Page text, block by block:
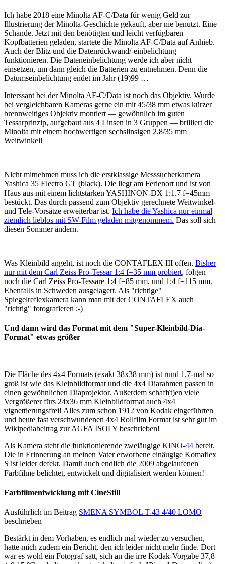
Ich habe 2018 eine Minolta AF-C/Data für wenig Geld zur
Illustrierung der Minolta-Geschichte gekauft, aber nie benutzt. Eine
Schande. Jetzt mit den benötigten und leicht verfügbaren
Kopfbatterien geladen, startete die Minolta AF-C/Data auf Anhieb.
Auch der Blitz und die Datenrückwand/-einbelichtung
funktionieren. Die Dateneinbelichtung werde ich aber nicht
einsetzen, um dann gleich die Batterien zu entnehmen. Denn die
Datumseinbelichtung endet im Jahr (19)99 …
Interssant bei der Minolta AF-C/Data ist noch das Objektiv. Wurde
bei vergleichbaren Kameras gerne ein mit 45/38 mm etwas kürzer
brennweitiges Objektiv montiert — gewöhnlich im guten
Tessarprinzip, aufgebaut aus 4 Linsen in 3 Gruppen — brilliert die
Minolta mit einem hochwertigen sechslinsigen 2,8/35 mm
Weitwinkel!
Nicht mitnehmen muss ich die erstklassige Messsucherkamera
Yashica 35 Electro GT (black). Die liegt am Ferienort und ist von
Haus aus mit einem lichtstarken YASHINON-DX 1:1.7 f=45mm
bestückt. Das durch passend zum Objektiv gerechnete Weitwinkel-
und Tele-Vorsätze erweiterbar ist. Ich habe die Yashica nur einmal
ziemlich lieblos mit SW-Film geladen mitgenommem. Das soll sich
diesen Sommer ändern.
Was Kleinbild angeht, ist noch die CONTAFLEX III offen. Bisher
nur mit dem Carl Zeiss Pro-Tessar 1:4 f=35 mm probiert, folgen
noch die Carl Zeiss Pro-Tessare 1:4 f=85 mm, und 1:4 f=115 mm.
Ebenfalls in Schweden ausgelagert. Als "richtige"
Spiegelreflexkamera kann man mit der CONTAFLEX auch
"richtig" fotografieren ;-)
Und dann wird das Format mit dem "Super-Kleinbild-Dia-
Format" etwas größer
Die Fläche des 4x4 Formats (exakt 38x38 mm) ist rund 1,7-mal so
groß ist wie das Kleinbildformat und die 4x4 Diarahmen passen in
einen gewöhnlichen Diaprojektor. Außerdem schaff(t)en viele
Vergrößerer fürs 24x36 mm Kleinbildformat auch 4x4
vignettierungsfrei! Alles zum schon 1912 von Kodak eingeführten
und heute fast verschwundenen 4x4 Rollfilm Format ist sehr gut im
Wikipediabeitrag zur AGFA ISOLY beschrieben!
Als Kamera steht die funktionierende zweiäugige KINO-44 bereit.
Die in Erinnerung an meinen Vater erworbene einäugige Komaflex
S ist leider defekt. Damit auch endlich die 2009 abgelaufenen
Farbfilme belichtet, entwickelt und digitalisiert werden können!
Farbfilmentwicklung mit CineStill
Ausführlich im Beitrag SMENA SYMBOL T-43 4/40 LOMO
beschrieben
Bestärkt in dem Vorhaben, es endlich mal wieder zu versuchen,
hatte mich zudem ein Bericht, den ich leider nicht mehr finde. Dort
war es wohl ein Fotograf satt, sich an die irre Kodak-Vorgabe 37,8